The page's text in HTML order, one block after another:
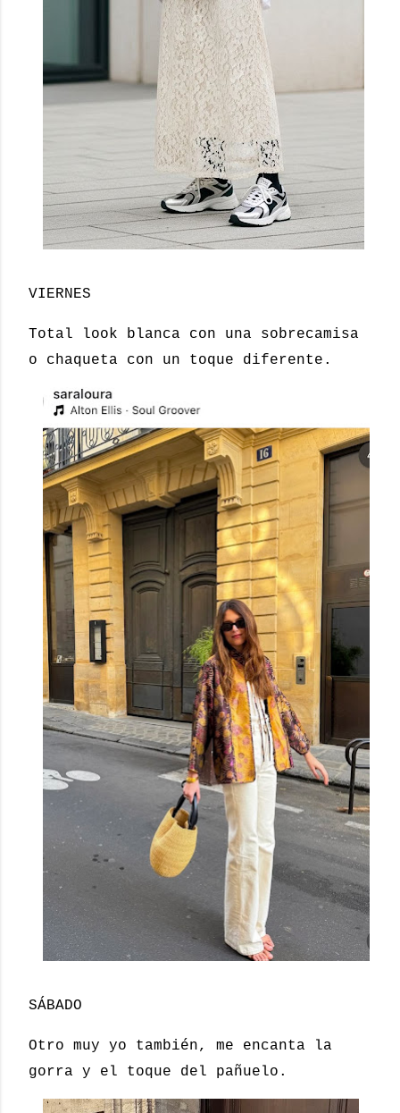
VIERNES
Total look blanca con una sobrecamisa
o chaqueta con un toque diferente.
SÁBADO
Otro muy yo también, me encanta la
gorra y el toque del pañuelo.